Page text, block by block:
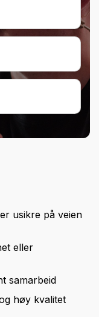
usikre på veien
eller
samarbeid
høy kvalitet